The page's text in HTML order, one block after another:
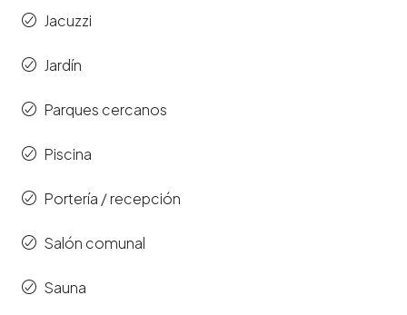
Jacuzzi
Jardín
Parques cercanos
Piscina
Portería / recepción
Salón comunal
Sauna